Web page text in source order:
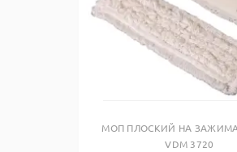
Купить в один
МОП ПЛОСКИЙ НА
VDM 3720